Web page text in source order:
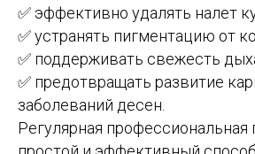
✅ эффективно удалять налет
✅ устранять пигментацию от
✅ поддерживать свежесть
✅ предотвращать развитие
заболеваний десен.
Регулярная профессиональная